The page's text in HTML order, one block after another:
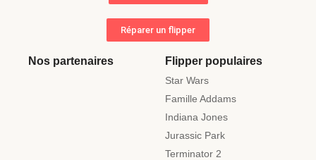
Réparer un flipper
Nos partenaires Flipper populaires
Star Wars
Famille Addams
Indiana Jones
Jurassic Park
Terminator 2